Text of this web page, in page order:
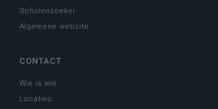
Scholenzoeker
Algemene website
CONTACT
Wie is wie
Locaties